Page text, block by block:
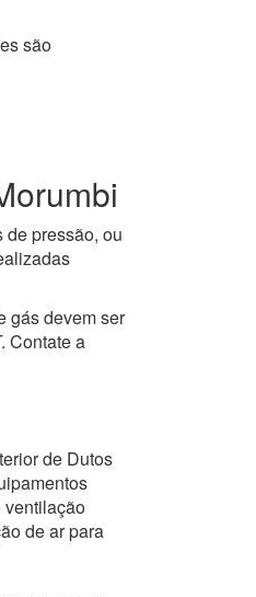
são
pressão, ou
gás devem ser
Contate a
de Dutos
ventilação
de ar para